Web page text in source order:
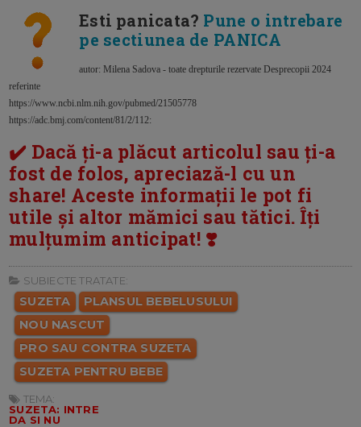
Esti panicata? Pune o intrebare
pe sectiunea de PANICA
autor: Milena Sadova - toate drepturile rezervate Desprecopii 2024
referinte
https://www.ncbi.nlm.nih.gov/pubmed/21505778
https://adc.bmj.com/content/81/2/112:
✔️ Dacă ți-a plăcut articolul sau ți-a
fost de folos, apreciază-l cu un
share! Aceste informații le pot fi
utile și altor mămici sau tătici. Îți
mulțumim anticipat! ❣️
SUBIECTE TRATATE:
SUZETA
PLANSUL BEBELUSULUI
NOU NASCUT
PRO SAU CONTRA SUZETA
SUZETA PENTRU BEBE
TEMA:
SUZETA: INTRE
DA SI NU